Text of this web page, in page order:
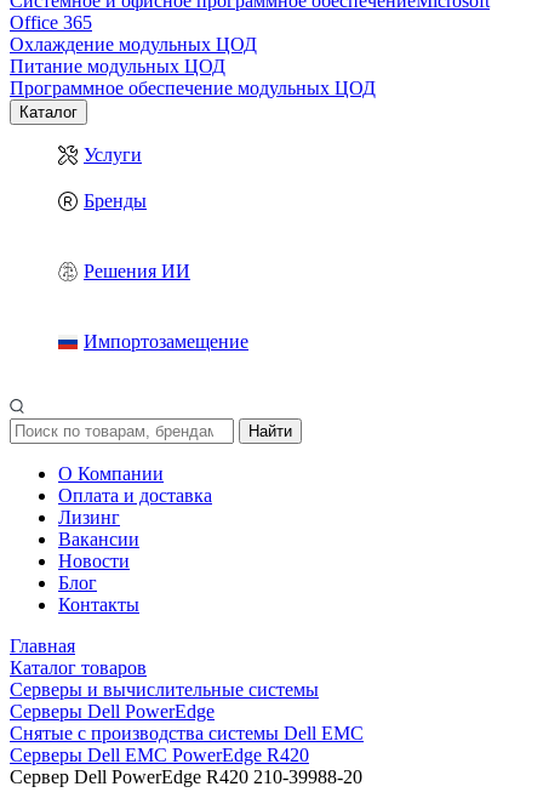
Office 365
Охлаждение модульных ЦОД
Питание модульных ЦОД
Программное обеспечение модульных ЦОД
Каталог
Услуги
Бренды
Решения ИИ
Импортозамещение
Найти
О Компании
Оплата и доставка
Лизинг
Вакансии
Новости
Блог
Контакты
Главная
Каталог товаров
Серверы и вычислительные системы
Серверы Dell PowerEdge
Снятые с производства системы Dell EMC
Серверы Dell EMC PowerEdge R420
Сервер Dell PowerEdge R420 210-39988-20